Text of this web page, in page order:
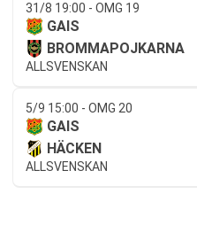
31/8 19:00 - OMG 19
GAIS
BROMMAPOJKARNA
ALLSVENSKAN
5/9 15:00 - OMG 20
GAIS
HÄCKEN
ALLSVENSKAN